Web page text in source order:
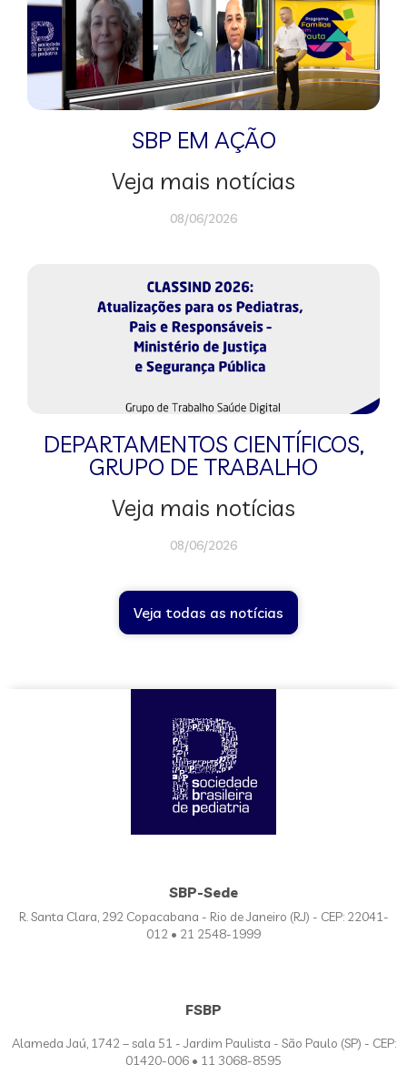
SBP EM AÇÃO
Veja mais notícias
08/06/2026
DEPARTAMENTOS CIENTÍFICOS,
GRUPO DE TRABALHO
Veja mais notícias
08/06/2026
Veja todas as notícias
SBP-Sede
R. Santa Clara, 292 Copacabana - Rio de Janeiro (RJ) - CEP: 22041-
012 • 21 2548-1999
FSBP
Alameda Jaú, 1742 – sala 51 - Jardim Paulista - São Paulo (SP) - CEP:
01420-006 • 11 3068-8595